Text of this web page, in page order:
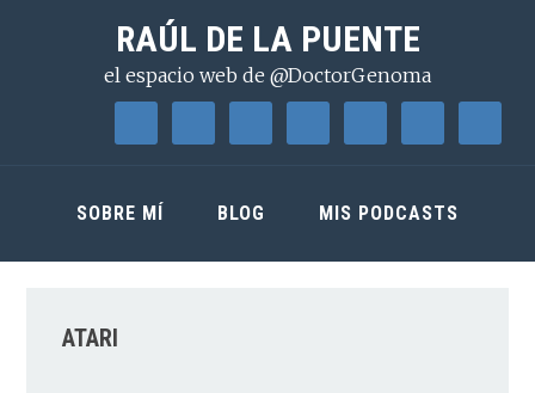
contenido
RAÚL DE LA PUENTE
el espacio web de @DoctorGenoma
SOBRE MÍ BLOG MIS PODCASTS
ATARI